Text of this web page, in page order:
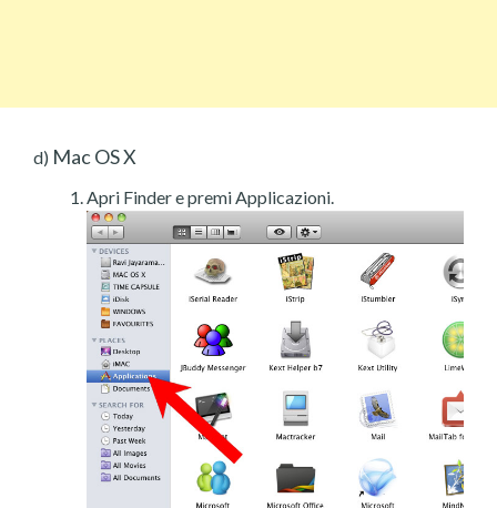
d) Mac OS X
Apri Finder e premi Applicazioni.